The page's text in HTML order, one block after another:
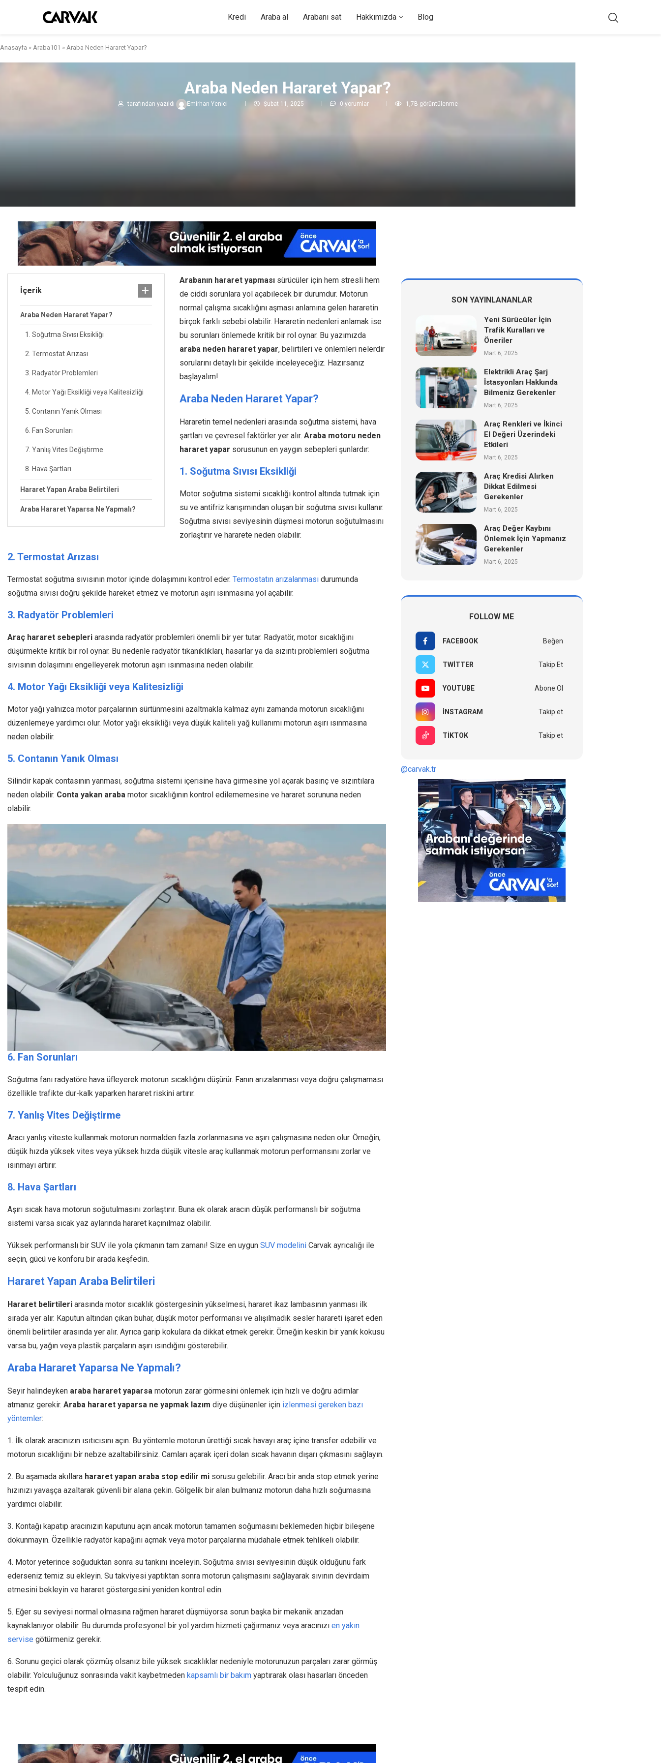
Kredi Araba al Arabanı sat Hakkımızda Blog
Anasayfa » Araba101 » Araba Neden Hararet Yapar?
Araba Neden Hararet Yapar?
tarafından yazıldı Emirhan Yenici Şubat 11, 2025 0 yorumlar 1,7B görüntülenme
İçerik
Araba Neden Hararet Yapar?
1. Soğutma Sıvısı Eksikliği
2. Termostat Arızası
3. Radyatör Problemleri
4. Motor Yağı Eksikliği veya Kalitesizliği
5. Contanın Yanık Olması
6. Fan Sorunları
7. Yanlış Vites Değiştirme
8. Hava Şartları
Hararet Yapan Araba Belirtileri
Araba Hararet Yaparsa Ne Yapmalı?
Arabanın hararet yapması sürücüler için hem stresli hem
de ciddi sorunlara yol açabilecek bir durumdur. Motorun
normal çalışma sıcaklığını aşması anlamına gelen hararetin
birçok farklı sebebi olabilir. Hararetin nedenleri anlamak ise
bu sorunları önlemede kritik bir rol oynar. Bu yazımızda
araba neden hararet yapar, belirtileri ve önlemleri nelerdir
sorularını detaylı bir şekilde inceleyeceğiz. Hazırsanız
başlayalım!
Araba Neden Hararet Yapar?
Hararetin temel nedenleri arasında soğutma sistemi, hava
şartları ve çevresel faktörler yer alır. Araba motoru neden
hararet yapar sorusunun en yaygın sebepleri şunlardır:
1. Soğutma Sıvısı Eksikliği
Motor soğutma sistemi sıcaklığı kontrol altında tutmak için
su ve antifriz karışımından oluşan bir soğutma sıvısı kullanır.
Soğutma sıvısı seviyesinin düşmesi motorun soğutulmasını
zorlaştırır ve hararete neden olabilir.
2. Termostat Arızası
Termostat soğutma sıvısının motor içinde dolaşımını kontrol eder. Termostatın arızalanması durumunda
soğutma sıvısı doğru şekilde hareket etmez ve motorun aşırı ısınmasına yol açabilir.
3. Radyatör Problemleri
Araç hararet sebepleri arasında radyatör problemleri önemli bir yer tutar. Radyatör, motor sıcaklığını
düşürmekte kritik bir rol oynar. Bu nedenle radyatör tıkanıklıkları, hasarlar ya da sızıntı problemleri soğutma
sıvısının dolaşımını engelleyerek motorun aşırı ısınmasına neden olabilir.
4. Motor Yağı Eksikliği veya Kalitesizliği
Motor yağı yalnızca motor parçalarının sürtünmesini azaltmakla kalmaz aynı zamanda motorun sıcaklığını
düzenlemeye yardımcı olur. Motor yağı eksikliği veya düşük kaliteli yağ kullanımı motorun aşırı ısınmasına
neden olabilir.
5. Contanın Yanık Olması
Silindir kapak contasının yanması, soğutma sistemi içerisine hava girmesine yol açarak basınç ve sızıntılara
neden olabilir. Conta yakan araba motor sıcaklığının kontrol edilememesine ve hararet sorununa neden
olabilir.
6. Fan Sorunları
Soğutma fanı radyatöre hava üfleyerek motorun sıcaklığını düşürür. Fanın arızalanması veya doğru çalışmaması
özellikle trafikte dur-kalk yaparken hararet riskini artırır.
7. Yanlış Vites Değiştirme
Aracı yanlış viteste kullanmak motorun normalden fazla zorlanmasına ve aşırı çalışmasına neden olur. Örneğin,
düşük hızda yüksek vites veya yüksek hızda düşük vitesle araç kullanmak motorun performansını zorlar ve
ısınmayı artırır.
8. Hava Şartları
Aşırı sıcak hava motorun soğutulmasını zorlaştırır. Buna ek olarak aracın düşük performanslı bir soğutma
sistemi varsa sıcak yaz aylarında hararet kaçınılmaz olabilir.
Yüksek performanslı bir SUV ile yola çıkmanın tam zamanı! Size en uygun SUV modelini Carvak ayrıcalığı ile
seçin, gücü ve konforu bir arada keşfedin.
Hararet Yapan Araba Belirtileri
Hararet belirtileri arasında motor sıcaklık göstergesinin yükselmesi, hararet ikaz lambasının yanması ilk
sırada yer alır. Kaputun altından çıkan buhar, düşük motor performansı ve alışılmadık sesler harareti işaret eden
önemli belirtiler arasında yer alır. Ayrıca garip kokulara da dikkat etmek gerekir. Örneğin keskin bir yanık kokusu
varsa bu, yağın veya plastik parçaların aşırı ısındığını gösterebilir.
Araba Hararet Yaparsa Ne Yapmalı?
Seyir halindeyken araba hararet yaparsa motorun zarar görmesini önlemek için hızlı ve doğru adımlar
atmanız gerekir. Araba hararet yaparsa ne yapmak lazım diye düşünenler için izlenmesi gereken bazı
yöntemler:
1. İlk olarak aracınızın ısıtıcısını açın. Bu yöntemle motorun ürettiği sıcak havayı araç içine transfer edebilir ve
motorun sıcaklığını bir nebze azaltabilirsiniz. Camları açarak içeri dolan sıcak havanın dışarı çıkmasını sağlayın.
2. Bu aşamada akıllara hararet yapan araba stop edilir mi sorusu gelebilir. Aracı bir anda stop etmek yerine
hızınızı yavaşça azaltarak güvenli bir alana çekin. Gölgelik bir alan bulmanız motorun daha hızlı soğumasına
yardımcı olabilir.
3. Kontağı kapatıp aracınızın kaputunu açın ancak motorun tamamen soğumasını beklemeden hiçbir bileşene
dokunmayın. Özellikle radyatör kapağını açmak veya motor parçalarına müdahale etmek tehlikeli olabilir.
4. Motor yeterince soğuduktan sonra su tankını inceleyin. Soğutma sıvısı seviyesinin düşük olduğunu fark
ederseniz temiz su ekleyin. Su takviyesi yaptıktan sonra motorun çalışmasını sağlayarak sıvının devirdaim
etmesini bekleyin ve hararet göstergesini yeniden kontrol edin.
5. Eğer su seviyesi normal olmasına rağmen hararet düşmüyorsa sorun başka bir mekanik arızadan
kaynaklanıyor olabilir. Bu durumda profesyonel bir yol yardım hizmeti çağırmanız veya aracınızı en yakın
servise götürmeniz gerekir.
6. Sorunu geçici olarak çözmüş olsanız bile yüksek sıcaklıklar nedeniyle motorunuzun parçaları zarar görmüş
olabilir. Yolculuğunuz sonrasında vakit kaybetmeden kapsamlı bir bakım yaptırarak olası hasarları önceden
tespit edin.
SON YAYINLANANLAR
Yeni Sürücüler İçin
Trafik Kuralları ve
Öneriler
Mart 6, 2025
Elektrikli Araç Şarj
İstasyonları Hakkında
Bilmeniz Gerekenler
Mart 6, 2025
Araç Renkleri ve İkinci
El Değeri Üzerindeki
Etkileri
Mart 6, 2025
Araç Kredisi Alırken
Dikkat Edilmesi
Gerekenler
Mart 6, 2025
Araç Değer Kaybını
Önlemek İçin Yapmanız
Gerekenler
Mart 6, 2025
FOLLOW ME
FACEBOOK Beğen
TWITTER Takip Et
YOUTUBE Abone Ol
INSTAGRAM Takip et
TIKTOK Takip et
@carvak.tr